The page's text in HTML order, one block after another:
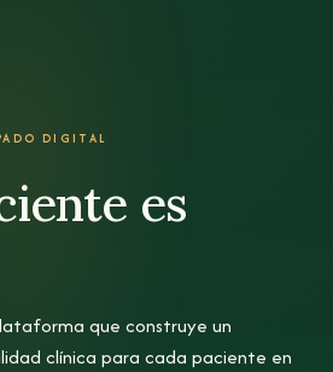
DIGITAL
es
que construye un
clínica para cada paciente en